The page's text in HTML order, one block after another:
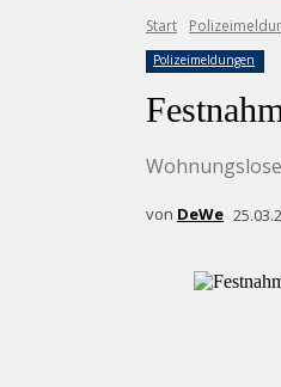
Start
Polizeimeldungen
von DeWe